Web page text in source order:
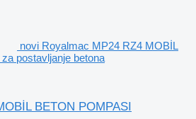
novi Royalmac MP24 RZ4 MOBİL
postavljanje betona
BETON POMPASI